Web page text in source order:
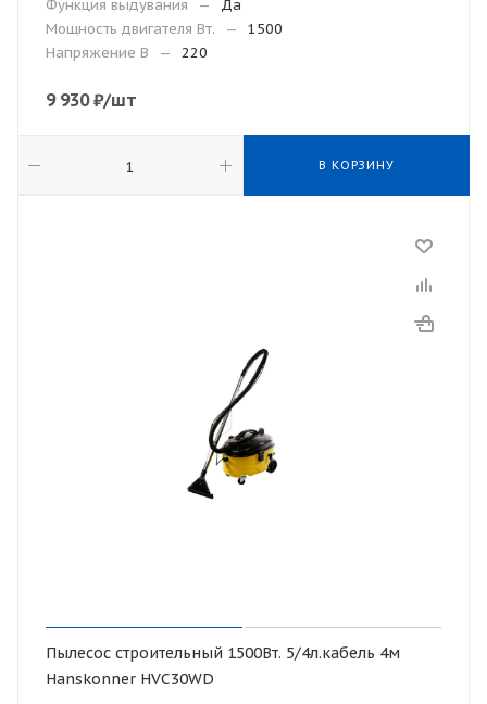
Функция выдувания —
Да
Мощность двигателя Вт.
—
1500
Напряжение В
— 220
9 930₽/шт
В КОРЗИНУ
Пылесос строительный 1500Вт. 5/4л.кабель 4м
Hanskonner HVC30WD